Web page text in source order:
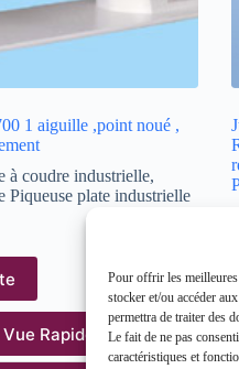
Pour offrir les
stocker et/ou accéder
permettra de traiter des
Le fait de ne pas
caractéristiques et
1 aiguille ,point noué ,
à coudre industrielle,
Piqueuse plate industrielle
Vue Rapide